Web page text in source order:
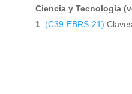
Ciencia y Tecnología
1 (C39-EBRS-21) Claves